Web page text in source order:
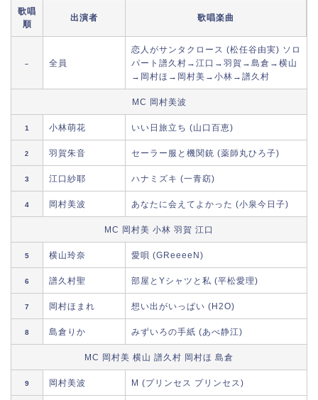
歌唱
順
出演者 歌唱楽曲
– 全員
恋人がサンタクロース (松任谷由実) ソロ
パート譜久村→江口→羽賀→島倉→横山
→岡村ほ→岡村美→小林→譜久村
MC 岡村美波
1 小林萌花 いい日旅立ち (山口百恵)
2 羽賀朱音 セーラー服と機関銃 (薬師丸ひろ子)
3 江口紗耶 ハナミズキ (一青窈)
4 岡村美波 あなたに会えてよかった (小泉今日子)
MC 岡村美 小林 羽賀 江口
5 横山玲奈 愛唄 (GReeeeN)
6 譜久村聖 部屋とYシャツと私 (平松愛理)
7 岡村ほまれ 想い出がいっぱい (H2O)
8 島倉りか みずいろの手紙 (あべ静江)
MC 岡村美 横山 譜久村 岡村ほ 島倉
9 岡村美波 M (プリンセス プリンセス)